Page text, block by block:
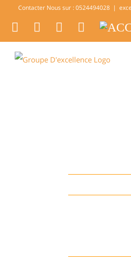
Contacter Nous sur : 0524494028 |
facebook
twitter youtube